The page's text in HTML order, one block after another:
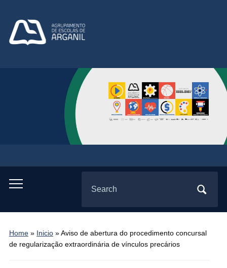
Toggle
menu
for:
Home» Inicio»Aviso de abertura do procedimento concursal
de regularização extraordinária de vínculos precários